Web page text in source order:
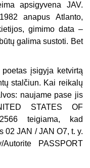
apsigyvena JAV.
anapus Atlanto,
gimimo data –
galima sustoti. Bet
įsigyja ketvirtą
stalčiun. Kai reikalų
naujame pase jis
STATES OF
teigiama, kad
02 JAN / JAN O7, t. y.
PASSPORT